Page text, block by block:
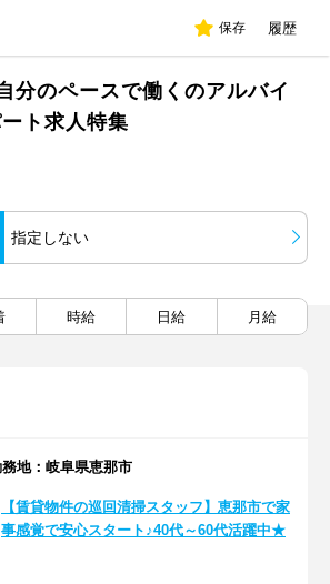
保存 履歴
分のペースで働くのアルバイ
ト求人特集
指定しない
時給 日給 月給
地：岐阜県恵那市
【賃貸物件の巡回清掃スタッフ】恵那市で家
事感覚で安心スタート♪40代～60代活躍中★